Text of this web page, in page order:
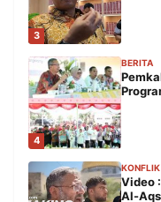
3
4
BERITA
KONFLIK
Video
Al-